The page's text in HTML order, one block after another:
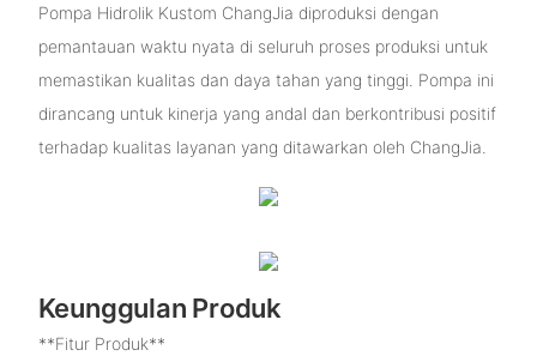
Pompa Hidrolik Kustom ChangJia diproduksi dengan
pemantauan waktu nyata di seluruh proses produksi untuk
memastikan kualitas dan daya tahan yang tinggi. Pompa ini
dirancang untuk kinerja yang andal dan berkontribusi positif
terhadap kualitas layanan yang ditawarkan oleh ChangJia.
Keunggulan Produk
**Fitur Produk**